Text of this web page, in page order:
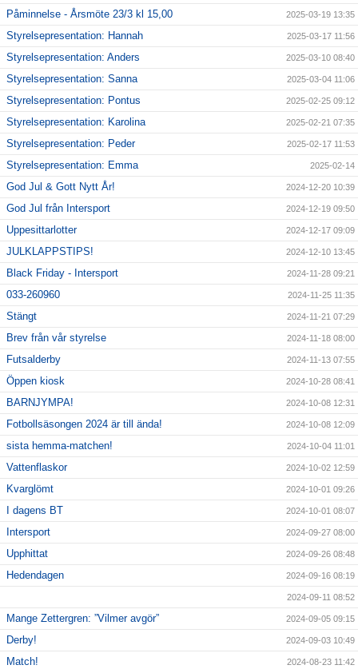
Påminnelse - Årsmöte 23/3 kl 15,00 2025-03-19 13:35
Styrelsepresentation: Hannah 2025-03-17 11:56
Styrelsepresentation: Anders 2025-03-10 08:40
Styrelsepresentation: Sanna 2025-03-04 11:06
Styrelsepresentation: Pontus 2025-02-25 09:12
Styrelsepresentation: Karolina 2025-02-21 07:35
Styrelsepresentation: Peder 2025-02-17 11:53
Styrelsepresentation: Emma 2025-02-14
God Jul & Gott Nytt År! 2024-12-20 10:39
God Jul från Intersport 2024-12-19 09:50
Uppesittarlotter 2024-12-17 09:09
JULKLAPPSTIPS! 2024-12-10 13:45
Black Friday - Intersport 2024-11-28 09:21
033-260960 2024-11-25 11:35
Stängt 2024-11-21 07:29
Brev från vår styrelse 2024-11-18 08:00
Futsalderby 2024-11-13 07:55
Öppen kiosk 2024-10-28 08:41
BARNJYMPA! 2024-10-08 12:31
Fotbollsäsongen 2024 är till ända! 2024-10-08 12:09
sista hemma-matchen! 2024-10-04 11:01
Vattenflaskor 2024-10-02 12:59
Kvarglömt 2024-10-01 09:26
I dagens BT 2024-10-01 08:07
Intersport 2024-09-27 08:00
Upphittat 2024-09-26 08:48
Hedendagen 2024-09-16 08:19
2024-09-11 08:52
Mange Zettergren: ”Vilmer avgör” 2024-09-05 09:15
Derby! 2024-09-03 10:49
Match! 2024-08-23 11:42